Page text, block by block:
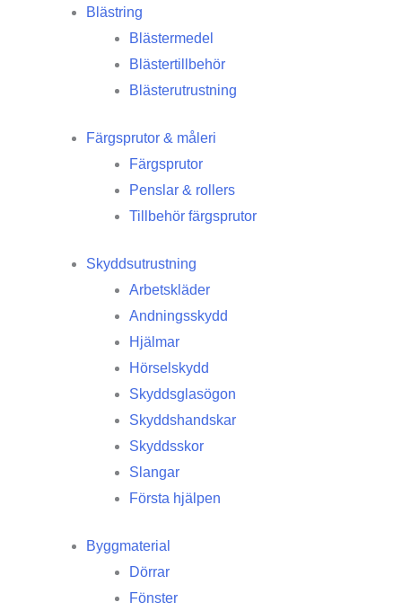
Blästring
Blästermedel
Blästertillbehör
Blästerutrustning
Färgsprutor & måleri
Färgsprutor
Penslar & rollers
Tillbehör färgsprutor
Skyddsutrustning
Arbetskläder
Andningsskydd
Hjälmar
Hörselskydd
Skyddsglasögon
Skyddshandskar
Skyddsskor
Slangar
Första hjälpen
Byggmaterial
Dörrar
Fönster